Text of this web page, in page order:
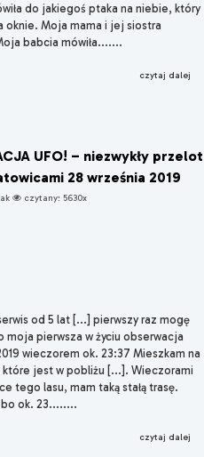
do jakiegoś ptaka na niebie, który
oknie. Moja mama i jej siostra
babcia mówiła.......
czytaj dalej
UFO! – niezwykły przelot
28 września 2019
czytany: 5630x
od 5 lat [...] pierwszy raz mogę
moja pierwsza w życiu obserwacja
wieczorem ok. 23:37 Mieszkam na
które jest w pobliżu [...]. Wieczorami
tego lasu, mam taką stałą trasę.
ok. 23........
czytaj dalej